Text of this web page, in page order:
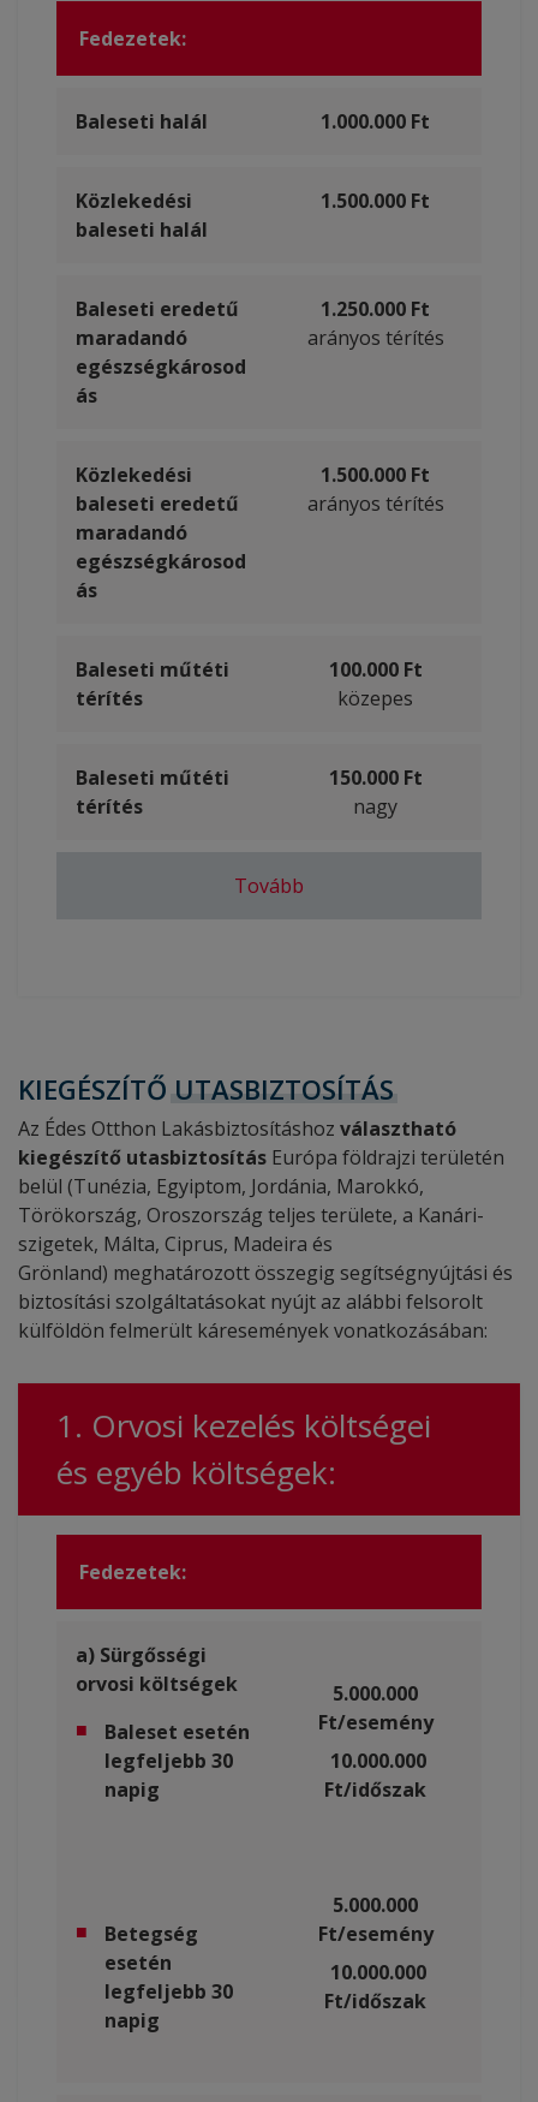
Fedezetek:
Baleseti halál 1.000.000 Ft
Közlekedési
baleseti halál
1.500.000 Ft
Baleseti eredetű
maradandó
egészségkárosod
ás
1.250.000 Ft
arányos térítés
Közlekedési
baleseti eredetű
maradandó
egészségkárosod
ás
1.500.000 Ft
arányos térítés
Baleseti műtéti
térítés
100.000 Ft
közepes
Baleseti műtéti
térítés
150.000 Ft
nagy
Balesetből eredőTovább
KIEGÉSZÍTŐ UTASBIZTOSÍTÁS
Az Édes Otthon Lakásbiztosításhoz választható
kiegészítő utasbiztosítás Európa földrajzi területén
belül (Tunézia, Egyiptom, Jordánia, Marokkó,
Törökország, Oroszország teljes területe, a Kanári-
szigetek, Málta, Ciprus, Madeira és
Grönland) meghatározott összegig segítségnyújtási és
biztosítási szolgáltatásokat nyújt az alábbi felsorolt
külföldön felmerült káresemények vonatkozásában:
1. Orvosi kezelés költségei
és egyéb költségek:
Fedezetek:
a) Sürgősségi
orvosi költségek
Baleset esetén
legfeljebb 30
napig
Betegség
esetén
legfeljebb 30
napig
5.000.000
Ft/esemény
10.000.000
Ft/időszak
5.000.000
Ft/esemény
10.000.000
Ft/időszak